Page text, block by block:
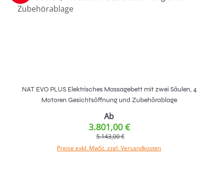
NAT EVO PLUS Elektrisches Massagebett mit zwei Säulen, 4
Motoren Gesichtsöffnung und Zubehörablage
Ab
3.801,00 €
5.143,00 €
Preise exkl. MwSt. zzgl. Versandkosten